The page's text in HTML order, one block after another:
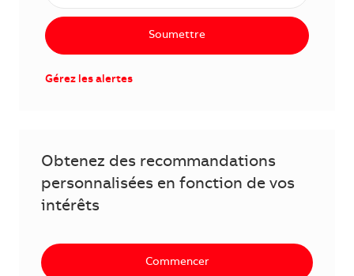
Soumettre
Gérez les alertes
Obtenez des recommandations
personnalisées en fonction de vos
intérêts
Commencer